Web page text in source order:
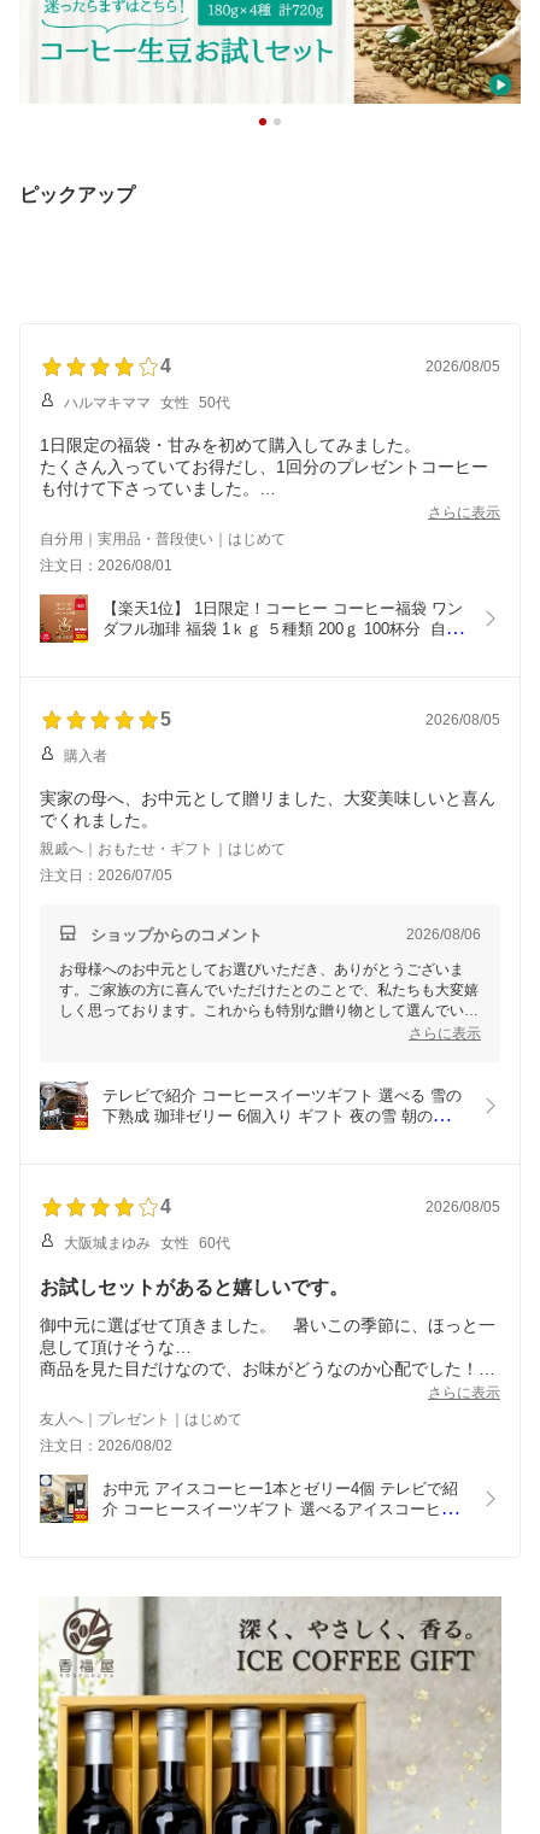
ピックアップ
4 2026/08/05
ハルマキママ 女性 50代
1日限定の福袋・甘みを初めて購入してみました。
たくさん入っていてお得だし、1回分のプレゼントコーヒー
も付けて下さっていました。
私は浅煎りが好みなので、普段は他店のエチオピア・カフェ
インレスを飲んでいます。
今回の福袋にはグアテマラ・カフェインレスが入っており、
早速飲んでみると、いつも飲んでいる物より苦味が感じられ
ましたが、美味しかったです。後の4袋も楽しみです！
C希望
さらに表示
自分用｜実用品・普段使い｜はじめて
注文日：2026/08/01
【楽天1位】 1日限定！コーヒー コーヒー福袋 ワン
ダフル珈琲 福袋 1ｋｇ ５種類 200ｇ 100杯分  自分
5 2026/08/05
購入者
実家の母へ、お中元として贈リました、大変美味しいと喜ん
でくれました。
親戚へ｜おもたせ・ギフト｜はじめて
注文日：2026/07/05
ショップからのコメント 2026/08/06
お母様へのお中元としてお選びいただき、ありがとうございま
す。ご家族の方に喜んでいただけたとのことで、私たちも大変嬉
しく思っております。これからも特別な贈り物として選んでいた
だけるよう、質の高い商品作りに励んでまいります。またのご利
さらに表示
テレビで紹介 コーヒースイーツギフト 選べる 雪の
下熟成 珈琲ゼリー 6個入り ギフト 夜の雪 朝の雪
4 2026/08/05
大阪城まゆみ 女性 60代
お試しセットがあると嬉しいです。
御中元に選ばせて頂きました。 暑いこの季節に、ほっと一
息して頂けそうな…
商品を見た目だけなので、お味がどうなのか心配でした！
購入前のお試しセット、簡易梱包、B品で良いので、お試し
があると、有難いです。
レビュー投稿 プレゼントC でお願い致します。
さらに表示
友人へ｜プレゼント｜はじめて
注文日：2026/08/02
お中元 アイスコーヒー1本とゼリー4個 テレビで紹
介 コーヒースイーツギフト 選べるアイスコーヒー